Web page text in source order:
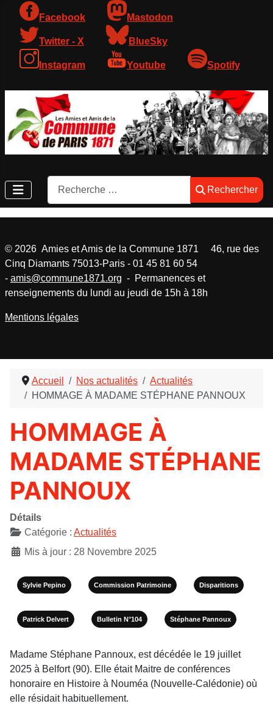
Facebook Mastodon
Twitter - X BlueSky
Instagram Youtube Spotify
Rechercher
Rechercher
Accueil Nos actualités
Actualités
HOMMAGE À MADAME STÉPHANE PANNOUX
HOMMAGE À
MADAME STÉPHANE
PANNOUX
Détails
Catégorie : Actualités
Mis à jour : 28 Novembre 2025
Sylvie Pepino Commission Patrimoine Disparitions
Patrick Delvert Bulletin N°104 Stéphane Pannoux
Madame Stéphane Pannoux, est décédée le 19 juillet
2025 à Belfort (90). Elle était Maitre de conférences
honoraire en Histoire à Nouméa (Nouvelle-Calédonie) où
elle résidait habituellement.
© 2026 Amies et Amis de la Commune 1871 46, rue des
Cinq Diamants 75013-Paris - 01 45 81 60 54
- amis@commune1871.org - Permanences et
renseignements du lundi au jeudi de 15h à 18h
Mentions légales